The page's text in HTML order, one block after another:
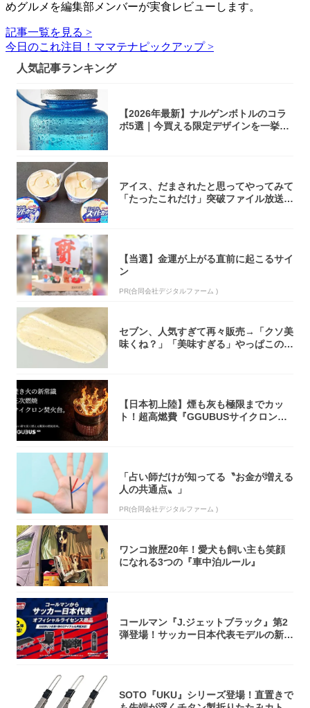
めグルメを編集部メンバーが実食レビューします。
記事一覧を見る >
今日のこれ注目！ママテナピックアップ >
人気記事ランキング
【2026年最新】ナルゲンボトルのコラ
ボ5選｜今買える限定デザインを一挙紹
アイス、だまされたと思ってやってみて
「たったこれだけ」突破ファイル放送で
【当選】金運が上がる直前に起こるサイ
ン
PR(合同会社デジタルファーム )
セブン、人気すぎて再々販売→「クソ美
味くね？」「美味すぎる」やっぱこのク
【日本初上陸】煙も灰も極限までカッ
ト！超高燃費『GGUBUSサイクロン焚
「占い師だけが知ってる〝お金が増える
人の共通点〟」
PR(合同会社デジタルファーム )
ワンコ旅歴20年！愛犬も飼い主も笑顔
になれる3つの『車中泊ルール』
コールマン『J.ジェットブラック』第2
弾登場！サッカー日本代表モデルの新作
SOTO『UKU』シリーズ登場！直置きで